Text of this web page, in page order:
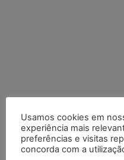
Usamos cookies em
experiência mais
preferências e visitas
concorda com a